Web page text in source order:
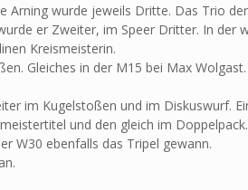
wurde jeweils Dritte. Das Trio
er Zweiter, im Speer Dritter. In der
Kreismeisterin.
Gleiches in der M15 bei Max
im Kugelstoßen und im Diskuswurf.
und den gleich im
W30 ebenfalls das Tripel gewann.